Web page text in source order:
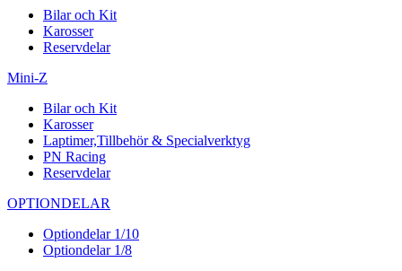
Bilar och Kit
Karosser
Reservdelar
Mini-Z
Bilar och Kit
Karosser
Laptimer,Tillbehör & Specialverktyg
PN Racing
Reservdelar
OPTIONDELAR
Optiondelar 1/10
Optiondelar 1/8